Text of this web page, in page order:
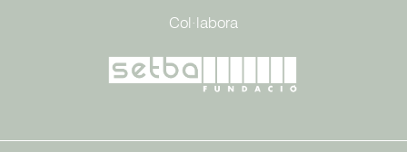
Col·labora